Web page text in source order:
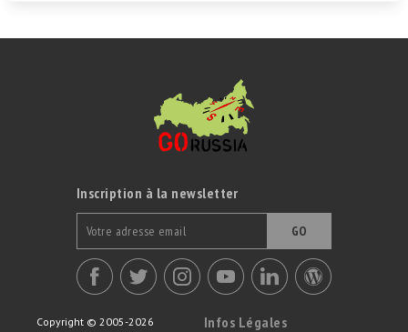
Inscription à la newsletter
GO
Copyright © 2005-2026
Infos Légales